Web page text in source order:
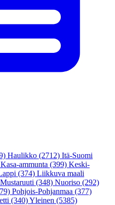
Haulikko (2712) Itä-Suomi
Kasa-ammunta (399) Keski-
(374) Liikkuva maali
Mustaruuti (348) Nuoriso (292)
Pohjois-Pohjanmaa (377)
(340)Yleinen (5385)